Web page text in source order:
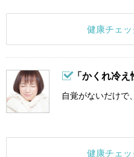
健康チェ
「かくれ冷え
自覚がないだけで
健康チェ